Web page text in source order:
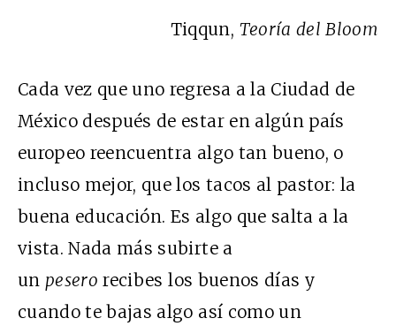
Tiqqun, Teoría del Bloom
Cada vez que uno regresa a la Ciudad de
México después de estar en algún país
europeo reencuentra algo tan bueno, o
incluso mejor, que los tacos al pastor: la
buena educación. Es algo que salta a la
vista. Nada más subirte a
un peserorecibes los buenos días y
cuando te bajas algo así como un